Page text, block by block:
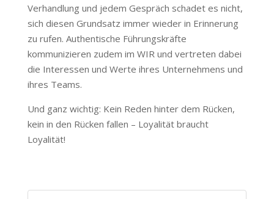
Verhandlung und jedem Gespräch schadet es nicht,
sich diesen Grundsatz immer wieder in Erinnerung
zu rufen. Authentische Führungskräfte
kommunizieren zudem im WIR und vertreten dabei
die Interessen und Werte ihres Unternehmens und
ihres Teams.
Und ganz wichtig: Kein Reden hinter dem Rücken,
kein in den Rücken fallen – Loyalität braucht
Loyalität!